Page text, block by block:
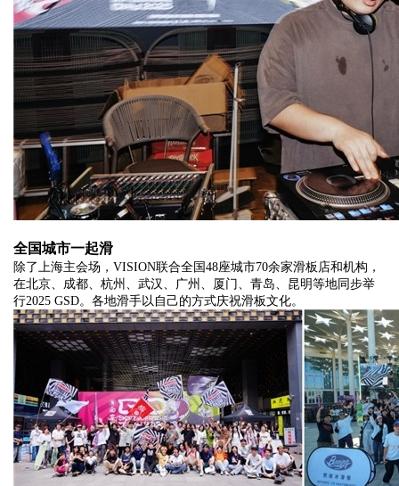
全国城市一起滑
除了上海主会场，VISION联合全国48座城市70余家滑板店和机构，
在北京、成都、杭州、武汉、广州、厦门、青岛、昆明等地同步举
行2025 GSD。各地滑手以自己的方式庆祝滑板文化。